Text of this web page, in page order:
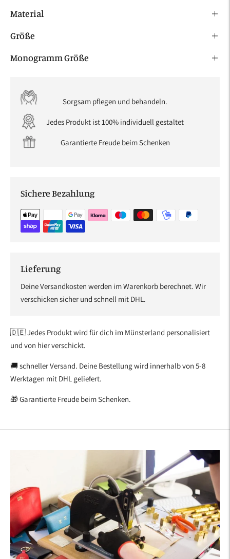
Material
Größe
Monogramm Größe
Sorgsam pflegen und behandeln.
Jedes Produkt ist 100% individuell gestaltet
Garantierte Freude beim Schenken
Sichere Bezahlung
Lieferung
Deine Versandkosten werden im Warenkorb berechnet. Wir
verschicken sicher und schnell mit DHL.
🇩🇪 Jedes Produkt wird für dich im Münsterland personalisiert
und von hier verschickt.
🚚 schneller Versand. Deine Bestellung wird innerhalb von 5-8
Werktagen mit DHL geliefert.
🎁 Garantierte Freude beim Schenken.
in